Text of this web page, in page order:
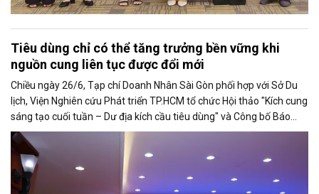
Tiêu dùng chỉ có thể tăng trưởng bền vững khi
nguồn cung liên tục được đổi mới
Chiều ngày 26/6, Tạp chí Doanh Nhân Sài Gòn phối hợp với Sở Du
lịch, Viện Nghiên cứu Phát triển TP.HCM tổ chức Hội thảo "Kích cung
sáng tạo cuối tuần – Dư địa kích cầu tiêu dùng" và Công bố Báo
cáo năng lực phát triển doanh nghiệp TP.HCM năm 2025. Trân
trọng giới thiệu phát biểu của ông Võ Hồng Sơn - Trưởng đại diện
Văn phòng Bộ Công Thương khu vực phía Nam tại Hội thảo.